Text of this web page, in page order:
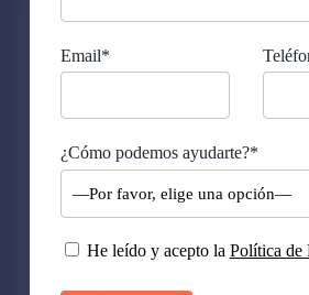
Email*
¿Cómo podemos ayudarte?*
—Por favor, elige una opción—
He leído y acepto la Política de